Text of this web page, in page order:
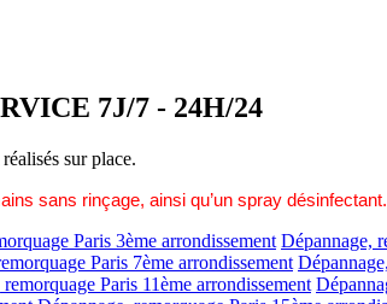
7J/7 - 24H/24
sur place.
sans rinçage, ainsi qu’un spray désinfectant.
Paris 3ème arrondissement Dépannage,
Paris 7ème arrondissement
Paris 11ème arrondissement